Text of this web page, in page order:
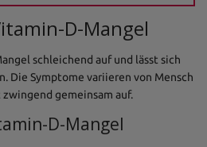
D-Mangel
schleichend auf und lässt sich
Die Symptome variieren von Mensch
gemeinsam auf.
D-Mangel